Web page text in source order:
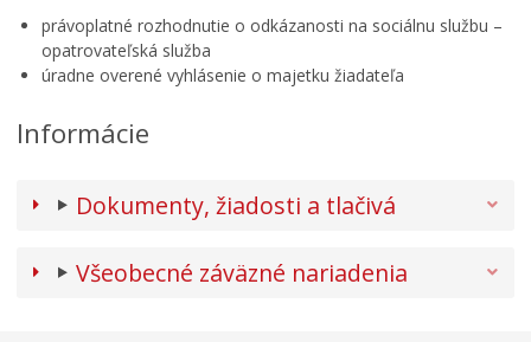
právoplatné rozhodnutie o odkázanosti na sociálnu službu –
opatrovateľská služba
úradne overené vyhlásenie o majetku žiadateľa
Informácie
Dokumenty, žiadosti a tlačivá
Všeobecné záväzné nariadenia